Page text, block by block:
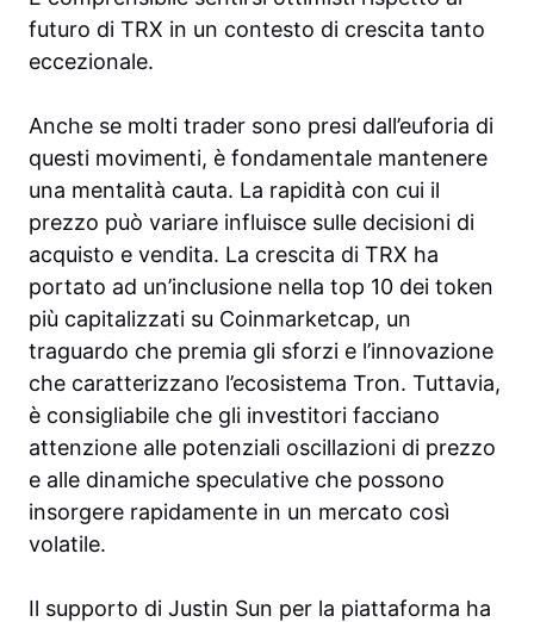
futuro di TRX in un contesto di crescita tanto
eccezionale.
Anche se molti trader sono presi dall’euforia di
questi movimenti, è fondamentale mantenere
una mentalità cauta. La rapidità con cui il
prezzo può variare influisce sulle decisioni di
acquisto e vendita. La crescita di TRX ha
portato ad un’inclusione nella top 10 dei token
più capitalizzati su Coinmarketcap, un
traguardo che premia gli sforzi e l’innovazione
che caratterizzano l’ecosistema Tron. Tuttavia,
è consigliabile che gli investitori facciano
attenzione alle potenziali oscillazioni di prezzo
e alle dinamiche speculative che possono
insorgere rapidamente in un mercato così
volatile.
Il supporto di Justin Sun per la piattaforma ha